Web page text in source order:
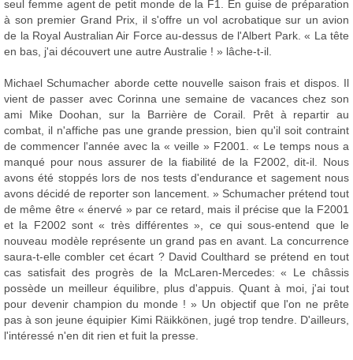
seul femme agent de petit monde de la F1. En guise de préparation
à son premier Grand Prix, il s'offre un vol acrobatique sur un avion
de la Royal Australian Air Force au-dessus de l'Albert Park. « La tête
en bas, j'ai découvert une autre Australie ! » lâche-t-il.
Michael Schumacher aborde cette nouvelle saison frais et dispos. Il
vient de passer avec Corinna une semaine de vacances chez son
ami Mike Doohan, sur la Barrière de Corail. Prêt à repartir au
combat, il n'affiche pas une grande pression, bien qu'il soit contraint
de commencer l'année avec la « veille » F2001. « Le temps nous a
manqué pour nous assurer de la fiabilité de la F2002, dit-il. Nous
avons été stoppés lors de nos tests d'endurance et sagement nous
avons décidé de reporter son lancement. » Schumacher prétend tout
de même être « énervé » par ce retard, mais il précise que la F2001
et la F2002 sont « très différentes », ce qui sous-entend que le
nouveau modèle représente un grand pas en avant. La concurrence
saura-t-elle combler cet écart ? David Coulthard se prétend en tout
cas satisfait des progrès de la McLaren-Mercedes: « Le châssis
possède un meilleur équilibre, plus d'appuis. Quant à moi, j'ai tout
pour devenir champion du monde ! » Un objectif que l'on ne prête
pas à son jeune équipier Kimi Räikkönen, jugé trop tendre. D'ailleurs,
l'intéressé n'en dit rien et fuit la presse.